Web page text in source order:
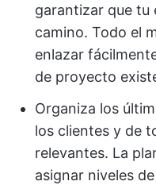
garantizar que tu
camino. Todo el
enlazar
de proyecto
Organiza los
los clientes y de
relevantes. La
asignar niveles